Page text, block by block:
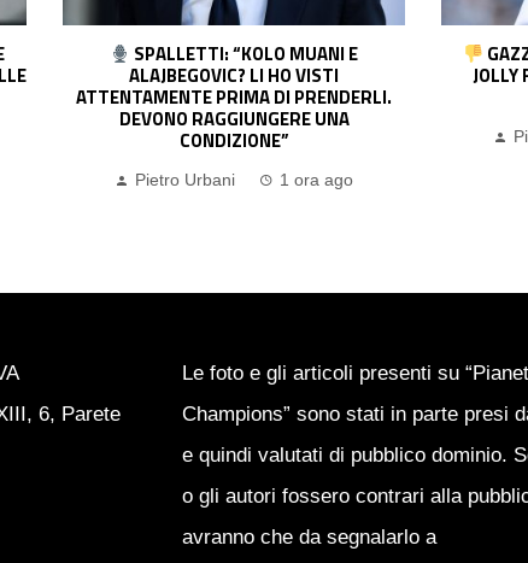
GAZZETTA: “JUVE-KOOPMEINERS,
JOLLY FINITI!”. TUTTE LE POSSIBILI
DESTINAZIONI
Pietro Urbani 2 ore ago
DI
6, Parete
Le foto e gli articoli presenti su
Champions” sono stati in parte presi
e quindi valutati di pubblico dominio.
o gli autori fossero contrari alla
avranno che da segnalarlo a